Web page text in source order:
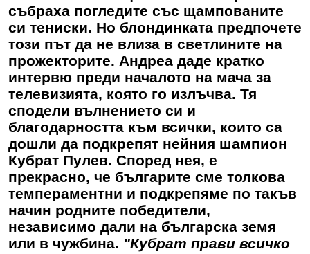
събраха погледите със щампованите
си тениски. Но блондинката предпочете
този път да не влиза в светлините на
прожекторите. Андреа даде кратко
интервю преди началото на мача за
телевизията, която го излъчва. Тя
сподели вълнението си и
благодарността към всички, които са
дошли да подкрепят нейния шампион
Кубрат Пулев. Според нея, е
прекрасно, че българите сме толкова
темпераментни и подкрепяме по такъв
начин родните победители,
независимо дали на българска земя
или в чужбина. "Кубрат прави всичко